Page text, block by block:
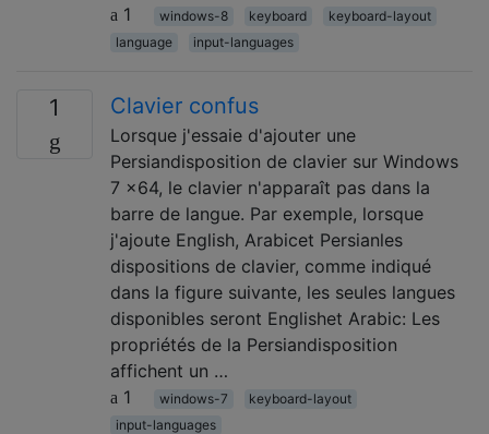
1
windows-8 keyboard
keyboard-layout
language
input-languages
1 Clavier confus
Lorsque j'essaie d'ajouter une
Persiandisposition de clavier sur Windows
7 x64, le clavier n'apparaît pas dans la
barre de langue. Par exemple, lorsque
j'ajoute English, Arabicet Persianles
dispositions de clavier, comme indiqué
dans la figure suivante, les seules langues
disponibles seront Englishet Arabic: Les
propriétés de la Persiandisposition
affichent un …
1
windows-7
keyboard-layout
input-languages